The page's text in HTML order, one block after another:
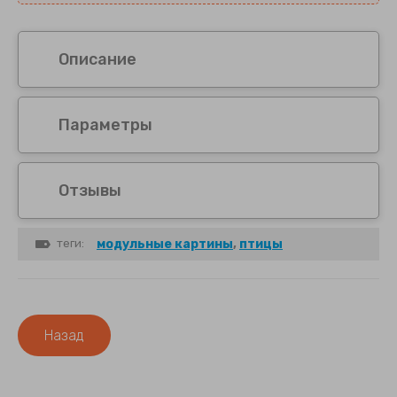
45х60 см
Описание
Параметры
Отзывы
теги: модульные картины, птицы
Назад